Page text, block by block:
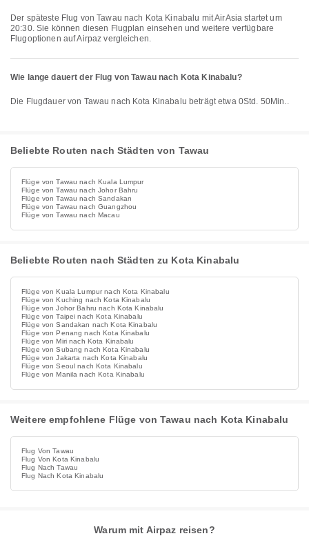
Der späteste Flug von Tawau nach Kota Kinabalu mit AirAsia startet um
20:30. Sie können diesen Flugplan einsehen und weitere verfügbare
Flugoptionen auf Airpaz vergleichen.
Wie lange dauert der Flug von Tawau nach Kota Kinabalu?
Die Flugdauer von Tawau nach Kota Kinabalu beträgt etwa 0Std. 50Min..
Beliebte Routen nach Städten von Tawau
Flüge von Tawau nach Kuala Lumpur
Flüge von Tawau nach Johor Bahru
Flüge von Tawau nach Sandakan
Flüge von Tawau nach Guangzhou
Flüge von Tawau nach Macau
Beliebte Routen nach Städten zu Kota Kinabalu
Flüge von Kuala Lumpur nach Kota Kinabalu
Flüge von Kuching nach Kota Kinabalu
Flüge von Johor Bahru nach Kota Kinabalu
Flüge von Taipei nach Kota Kinabalu
Flüge von Sandakan nach Kota Kinabalu
Flüge von Penang nach Kota Kinabalu
Flüge von Miri nach Kota Kinabalu
Flüge von Subang nach Kota Kinabalu
Flüge von Jakarta nach Kota Kinabalu
Flüge von Seoul nach Kota Kinabalu
Flüge von Manila nach Kota Kinabalu
Weitere empfohlene Flüge von Tawau nach Kota Kinabalu
Flug Von Tawau
Flug Von Kota Kinabalu
Flug Nach Tawau
Flug Nach Kota Kinabalu
Warum mit Airpaz reisen?